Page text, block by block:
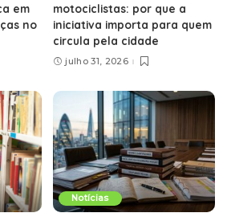
em
no
motociclistas: por que a
iniciativa importa para quem
circula pela cidade
julho 31, 2026
Notícias